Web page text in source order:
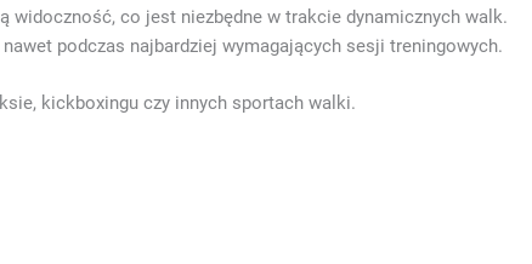
widoczność, co jest niezbędne w trakcie dynamicznych walk.
podczas najbardziej wymagających sesji treningowych.
kickboxingu czy innych sportach walki.